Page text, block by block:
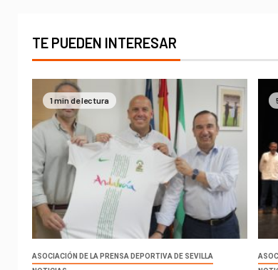
TE PUEDEN INTERESAR
1 min de lectura
ASOCIACIÓN DE LA PRENSA DEPORTIVA DE SEVILLA